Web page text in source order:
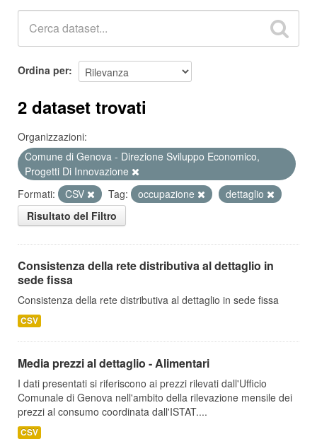
Ordina per
2 dataset trovati
Organizzazioni:
Comune di Genova - Direzione Sviluppo Economico,
Progetti Di Innovazione
Formati:
CSV Tag: occupazione
dettaglio
Risultato del Filtro
Consistenza della rete distributiva al dettaglio in
sede fissa
Consistenza della rete distributiva al dettaglio in sede fissa
CSV
Media prezzi al dettaglio - Alimentari
I dati presentati si riferiscono ai prezzi rilevati dall'Ufficio
Comunale di Genova nell'ambito della rilevazione mensile dei
prezzi al consumo coordinata dall'ISTAT....
CSV